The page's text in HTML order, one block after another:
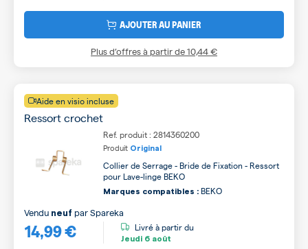
AJOUTER AU PANIER
Plus d’offres à partir de10,44 €
Aide en visio incluse
Ressort crochet
Ref. produit : 2814360200
Produit Original
Collier de Serrage - Bride de Fixation - Ressort
pour Lave-linge BEKO
Marques compatibles : BEKO
14,99 €
Vendu neuf parSpareka
Livré à partir du
Jeudi 6 août